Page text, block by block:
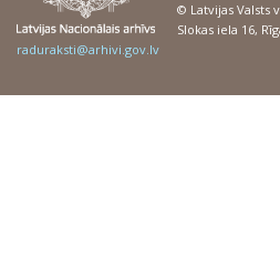
© Latvijas Valsts
Slokas iela 16,
raduraksti@arhivi.gov.lv